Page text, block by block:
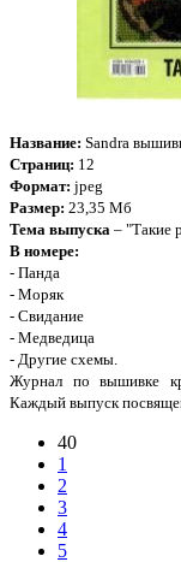
Название: Sandra
Страниц: 12
Формат: jpeg
Размер: 23,35 Мб
Тема выпуска – "Такие
В номере:
- Панда
- Моряк
- Свидание
- Медведица
- Другие схемы.
Журнал по вышивке
Каждый выпуск
40
1
2
3
4
5